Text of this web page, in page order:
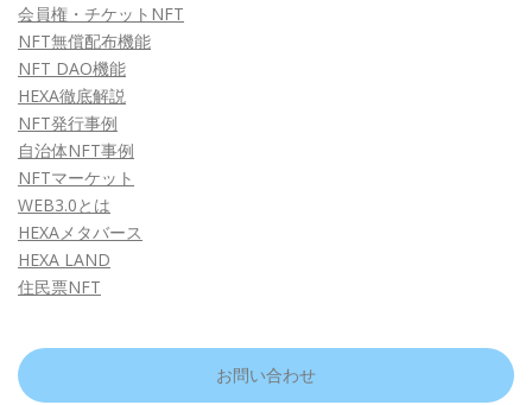
会員権・チケットNFT
NFT無償配布機能
NFT DAO機能
HEXA徹底解説
NFT発行事例
自治体NFT事例
NFTマーケット
WEB3.0とは
HEXAメタバース
HEXA LAND
住民票NFT
お問い合わせ